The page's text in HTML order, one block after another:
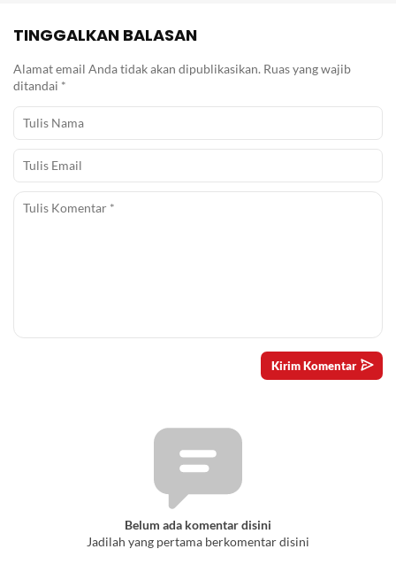
TINGGALKAN BALASAN
Alamat email Anda tidak akan dipublikasikan. Ruas yang wajib
ditandai *
Belum ada komentar disini
Jadilah yang pertama berkomentar disini